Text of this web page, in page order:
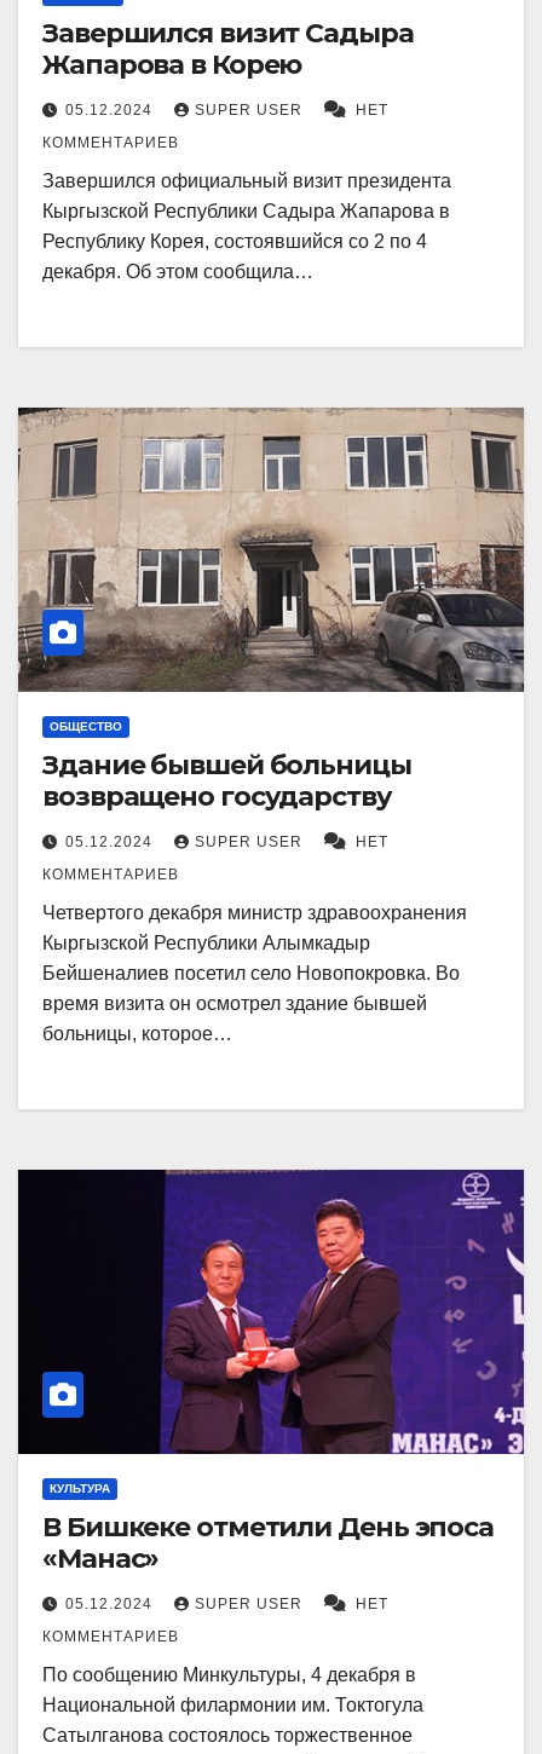
Завершился визит Садыра
Жапарова в Корею
05.12.2024 SUPER USER
НЕТ
КОММЕНТАРИЕВ
Завершился официальный визит президента
Кыргызской Республики Садыра Жапарова в
Республику Корея, состоявшийся со 2 по 4
декабря. Об этом сообщила…
ОБЩЕСТВО
Здание бывшей больницы
возвращено государству
05.12.2024 SUPER USER
НЕТ
КОММЕНТАРИЕВ
Четвертого декабря министр здравоохранения
Кыргызской Республики Алымкадыр
Бейшеналиев посетил село Новопокровка. Во
время визита он осмотрел здание бывшей
больницы, которое…
КУЛЬТУРА
В Бишкеке отметили День эпоса
«Манас»
05.12.2024 SUPER USER
НЕТ
КОММЕНТАРИЕВ
По сообщению Минкультуры, 4 декабря в
Национальной филармонии им. Токтогула
Сатылганова состоялось торжественное